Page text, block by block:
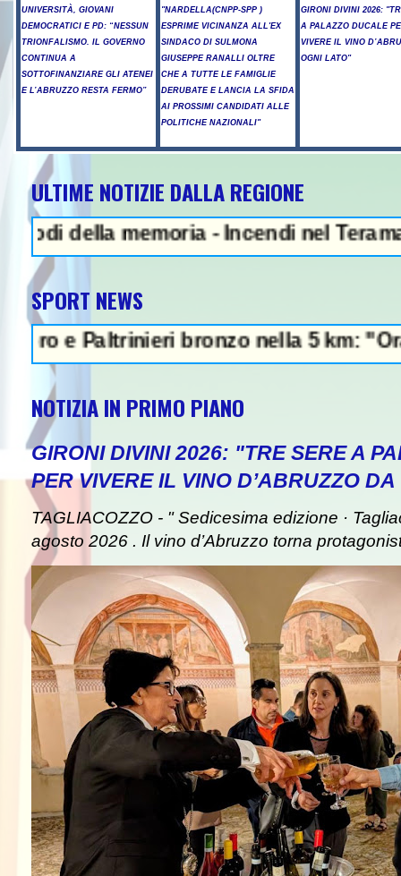
UNIVERSITÀ, GIOVANI
DEMOCRATICI E PD: “NESSUN
TRIONFALISMO. IL GOVERNO
CONTINUA A
SOTTOFINANZIARE GLI ATENEI
E L’ABRUZZO RESTA FERMO”
"NARDELLA(CNPP-SPP )
ESPRIME VICINANZA ALL'EX
SINDACO DI SULMONA
GIUSEPPE RANALLI OLTRE
CHE A TUTTE LE FAMIGLIE
DERUBATE E LANCIA LA SFIDA
AI PROSSIMI CANDIDATI ALLE
POLITICHE NAZIONALI"
GIRONI DIVINI 2026:
A PALAZZO DUCALE
VIVERE IL VINO
OGNI LATO"
ULTIME NOTIZIE DALLA REGIONE
memoria - Incendi nel Teramano,
SPORT NEWS
bronzo nella 5 km: "Ora ci
NOTIZIA IN PRIMO PIANO
GIRONI DIVINI 2026: "TRE SERE A
PER VIVERE IL VINO D’ABRUZZO
TAGLIACOZZO - " Sedicesima edizione ·
agosto 2026 . Il vino d’Abruzzo torna